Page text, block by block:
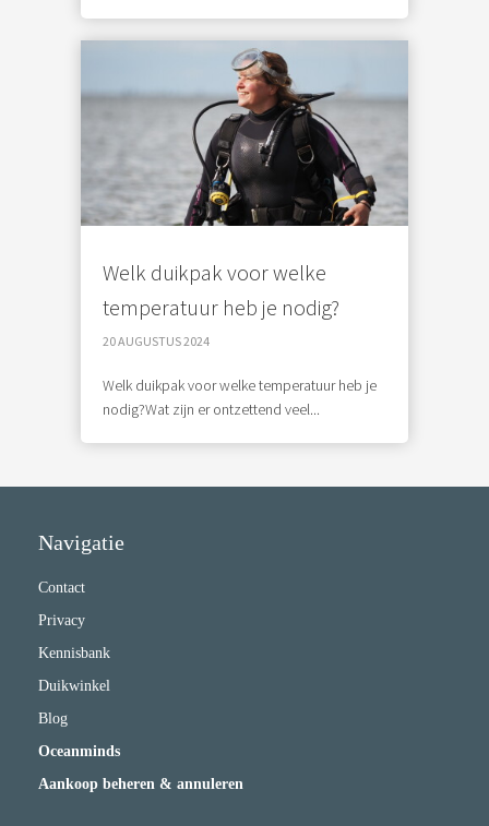
Welk duikpak voor welke
temperatuur heb je nodig?
20 AUGUSTUS 2024
Welk duikpak voor welke temperatuur heb je
nodig?Wat zijn er ontzettend veel...
Navigatie
Contact
Privacy
Kennisbank
Duikwinkel
Blog
Oceanminds
Aankoop beheren & annuleren